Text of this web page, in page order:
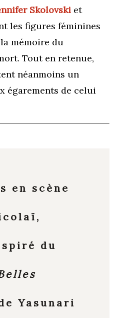
Skolovski et
les figures féminines
mémoire du
Tout en retenue,
néanmoins un
égarements de celui
en scène
du
Yasunari